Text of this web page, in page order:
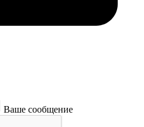
Ваше сообщение